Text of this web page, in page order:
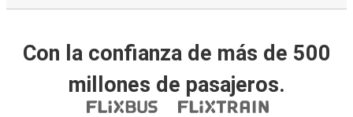
Con la confianza de más de 500
millones de pasajeros.